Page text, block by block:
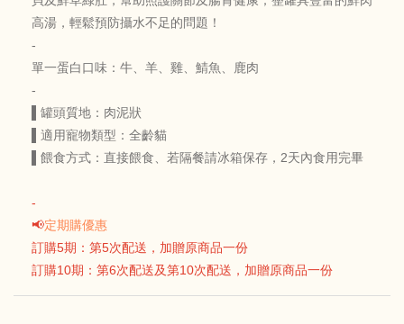
高湯，輕鬆預防攝水不足的問題！
-
單一蛋白口味：牛、羊、雞、鯖魚、鹿肉
-
▌罐頭質地：肉泥狀
▌適用寵物類型：全齡貓
▌餵食方式：直接餵食、若隔餐請冰箱保存，2天內食用完畢
-
📢定期購優惠
訂購5期：第5次配送，加贈原商品一份
訂購10期：第6次配送及第10次配送，加贈原商品一份